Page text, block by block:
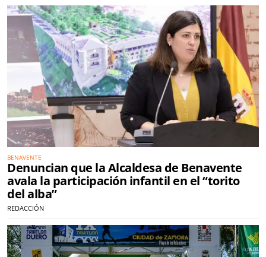
BENAVENTE
Denuncian que la Alcaldesa de Benavente
avala la participación infantil en el “torito
del alba”
REDACCIÓN